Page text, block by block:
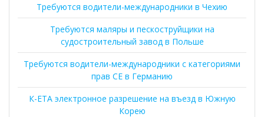
Требуются водители-международники в Чехию
Требуются маляры и пескоструйщики на
судостроительный завод в Польше
Требуются водители-международники с категориями
прав CE в Германию
К-ЕТА электронное разрешение на въезд в Южную
Корею